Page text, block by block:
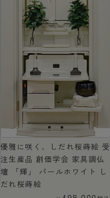
優雅に咲く、しだれ桜蒔絵 受
注生産品 創価学会 家具調仏
壇 「輝」 パールホワイト し
だれ桜蒔絵